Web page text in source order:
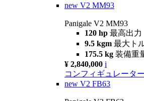
new V2 MM93
Panigale V2 MM93
120 hp 最高出力
9.5 kgm 最大ト
175.5 kg 装備重
¥ 2,840,000 i
コンフィギュレーター
new V2 FB63